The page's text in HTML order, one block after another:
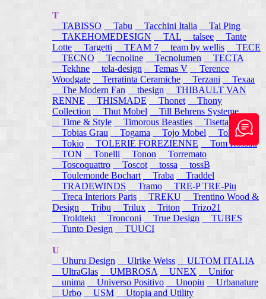
T
TABISSO
Tabu Tacchini Italia
Tai Ping
TAKEHOMEDESIGN
TAL talsee
Tante
Lotte
Targetti TEAM 7 team by wellis
TECE
TECNO
Tecnoline Tecnolumen
TECTA
Tekhne
tela-design Temas V
Terence
Woodgate
Terratinta Ceramiche Terzani
Texaa
The Modern Fan
thesign
THIBAULT VAN
RENNE
THISMADE Thonet
Thony
Collection
Thut Mobel
Till Behrens Systeme
Time & Style
Timorous Beasties
Tisettanta
Tobias Grau
Togama Tojo Mobel
Token
Tokio
TOLERIE FOREZIENNE
Tom Rossau
TON
Tonelli Tonon
Torremato
Toscoquattro
Toscot tossa
tossB
Toulemonde Bochart
Traba
Traddel
TRADEWINDS
Tramo
TRE-P TRE-Piu
Treca Interiors Paris
TREKU
Trentino Wood &
Design
Tribu Trilux Triton
Trizo21
Troldtekt Tronconi True Design
TUBES
Tunto Design
TUUCI
U
Uhuru Design
Ulrike Weiss
ULTOM ITALIA
UltraGlas
UMBROSA UNEX
Unifor
unima
Universo Positivo Unopiu
Urbanature
Urbo
USM Utopia and Utility